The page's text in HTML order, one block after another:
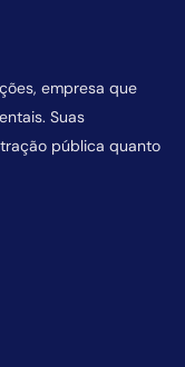
empresa que
Suas
pública quanto